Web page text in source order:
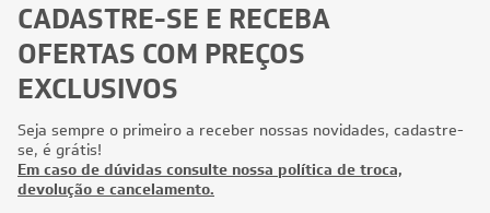
CADASTRE-SE E RECEBA
OFERTAS COM PREÇOS
EXCLUSIVOS
Seja sempre o primeiro a receber nossas novidades, cadastre-
se, é grátis!
Em caso de dúvidas consulte nossa política de troca,
devolução e cancelamento.